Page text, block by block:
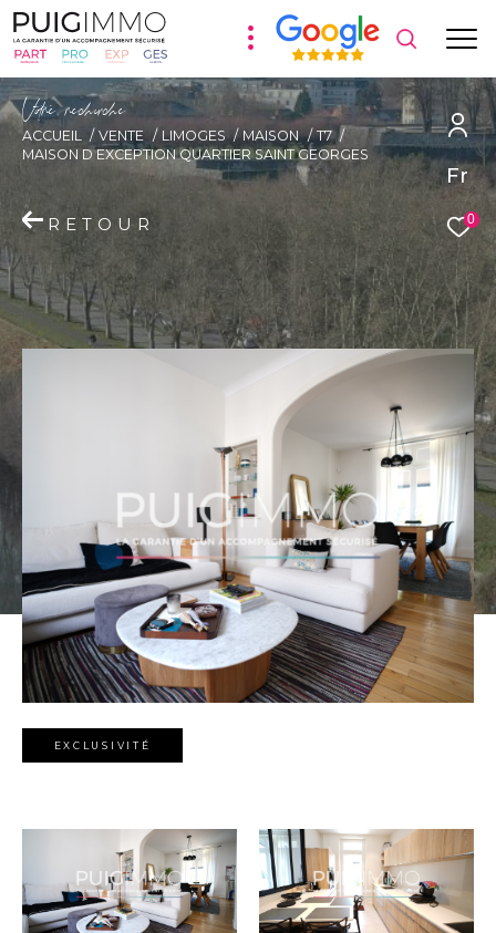
Fr
0
Vore recece
ACCUEIL VENTE LIMOGES MAISON
T7
MAISON D EXCEPTION QUARTIER SAINT GEORGES
RETOUR
EXCLUSIVITÉ